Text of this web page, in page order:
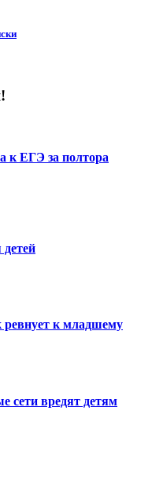
к ЕГЭ за полтора
ревнует к младшему
сети вредят детям